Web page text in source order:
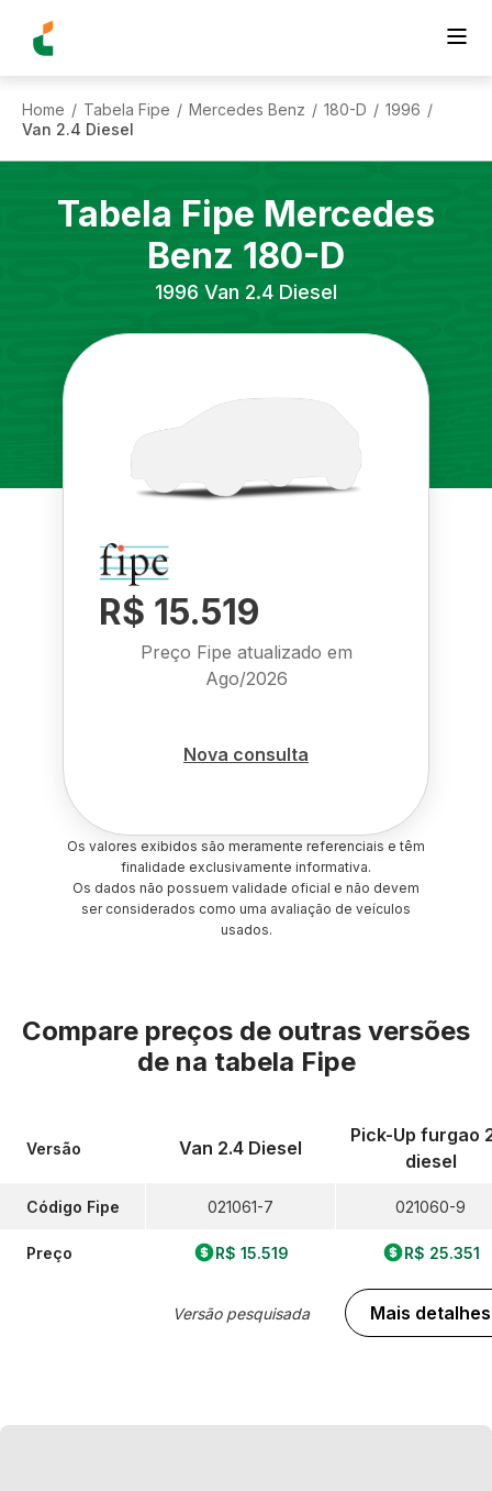
Home / Tabela Fipe / Mercedes Benz / 180-D / 1996 /
Van 2.4 Diesel
Tabela Fipe Mercedes
Benz 180-D
1996 Van 2.4 Diesel
R$ 15.519
Preço Fipe atualizado em
Ago/2026
Nova consulta
Os valores exibidos são meramente referenciais e têm
finalidade exclusivamente informativa.
Os dados não possuem validade oficial e não devem
ser considerados como uma avaliação de veículos
usados.
Compare preços de outras versões
de na tabela Fipe
Versão
Código Fipe
Preço
Van 2.4 Diesel
021061-7
R$ 15.519
Versão pesquisada
Pick-Up furgao
diesel
021060-9
R$ 25.351
Mais detalhes